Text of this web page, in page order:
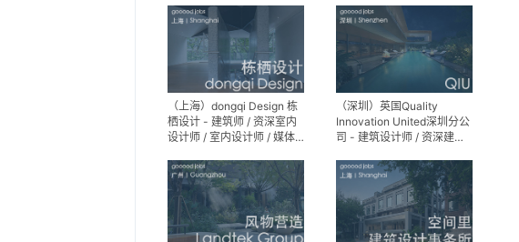
（上海）dongqi Design 栋
栖设计 - 建筑师 / 资深室内
设计师 / 室内设计师 / 媒体
生（常年招聘）
（深圳）英国Quality
Innovation United深圳分公
司 - 建筑设计师 / 资深建筑
实习生